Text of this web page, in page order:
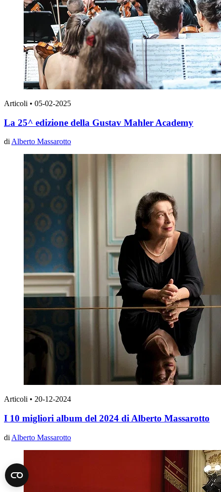
Articoli • 05-02-2025
La 25^ edizione della Gustav Mahler Academy
diAlberto Massarotto
Articoli • 20-12-2024
I 10 migliori album del 2024 di Alberto Massarotto
di Alberto Massarotto